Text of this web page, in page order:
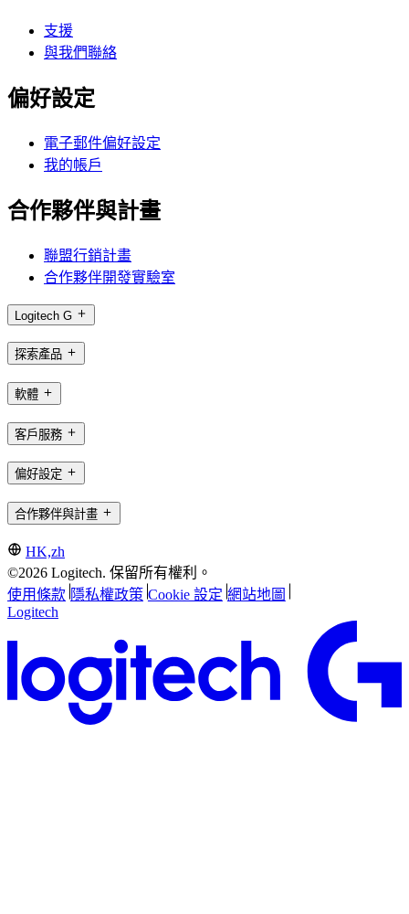
支援
與我們聯絡
偏好設定
電子郵件偏好設定
我的帳戶
合作夥伴與計畫
聯盟行銷計畫
合作夥伴開發實驗室
Logitech G
探索產品
軟體
客戶服務
偏好設定
合作夥伴與計畫
HK,zh
©2026 Logitech. 保留所有權利。
使用條款 隱私權政策 Cookie 設定 網站地圖
Logitech